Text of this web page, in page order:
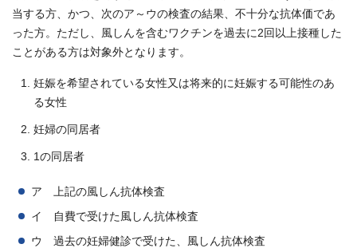
当する方、かつ、次のア～ウの検査の結果、不十分な抗体価であ
った方。ただし、風しんを含むワクチンを過去に2回以上接種した
ことがある方は対象外となります。
妊娠を希望されている女性又は将来的に妊娠する可能性のあ
る女性
妊婦の同居者
1の同居者
ア 上記の風しん抗体検査
イ 自費で受けた風しん抗体検査
ウ 過去の妊婦健診で受けた、風しん抗体検査